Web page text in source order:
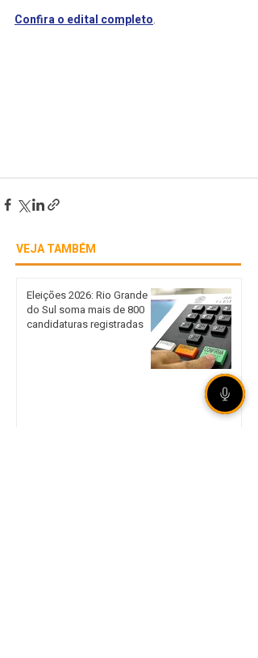
Confira o edital completo.
VEJA TAMBÉM
Eleições 2026: Rio Grande
do Sul soma mais de 800
candidaturas registradas